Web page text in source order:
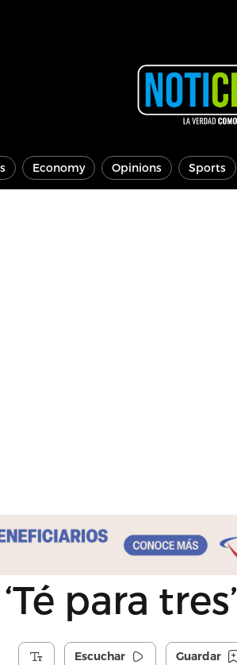
Economy Opinions Sports
para tres’
Escuchar Guardar